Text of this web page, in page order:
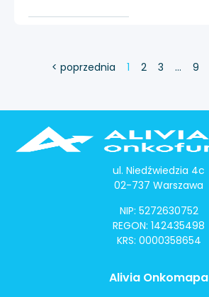
< poprzednia 1 2 3 … 9
ul. Niedźwiedzia 4c
02-737 Warszawa
NIP: 5272630752
REGON: 142435498
KRS: 0000358654
Alivia Onkomapa